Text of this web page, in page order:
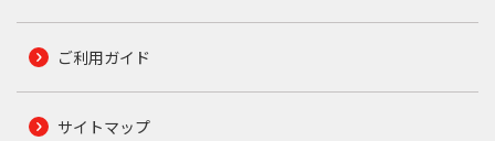
ご利用ガイド
サイトマップ